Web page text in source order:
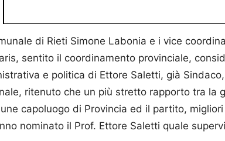
di Rieti Simone Labonia e i vice
sentito il coordinamento provinciale,
e politica di Ettore Saletti, già
ritenuto che un più stretto rapporto tra la
capoluogo di Provincia ed il partito,
nominato il Prof. Ettore Saletti quale